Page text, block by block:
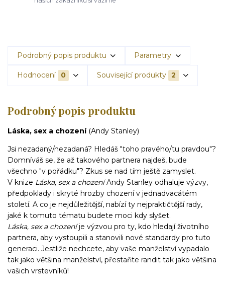
Podrobný popis produktu Parametry
Hodnocení 0 Související produkty 2
Podrobný popis produktu
Láska, sex a chození (Andy Stanley)
Jsi nezadaný/nezadaná? Hledáš "toho pravého/tu pravdou"?
Domníváš se, že až takového partnera najdeš, bude
všechno "v pořádku"? Zkus se nad tím ještě zamyslet.
V knize Láska, sex a chozeníAndy Stanley odhaluje výzvy,
předpoklady i skryté hrozby chození v jednadvacátém
století. A co je nejdůležitější, nabízí ty nejpraktičtější rady,
jaké k tomuto tématu budete moci kdy slyšet.
Láska, sex a chozeníje výzvou pro ty, kdo hledají životního
partnera, aby vystoupili a stanovili nové standardy pro tuto
generaci. Jestliže nechcete, aby vaše manželství vypadalo
tak jako většina manželství, přestaňte randit tak jako většina
vašich vrstevníků!